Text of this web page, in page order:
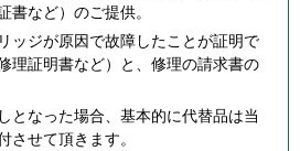
書など）のご提供。
ッジが原因で故障したことが証明で
理証明書など）と、修理の請求書の
となった場合、基本的に代替品は当
させて頂きます。